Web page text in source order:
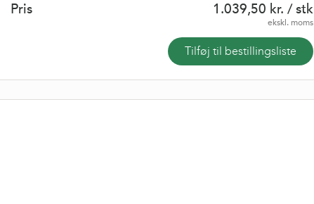
Pris 1.039,50 kr. / stk
ekskl. moms
Tilføj til bestillingsliste